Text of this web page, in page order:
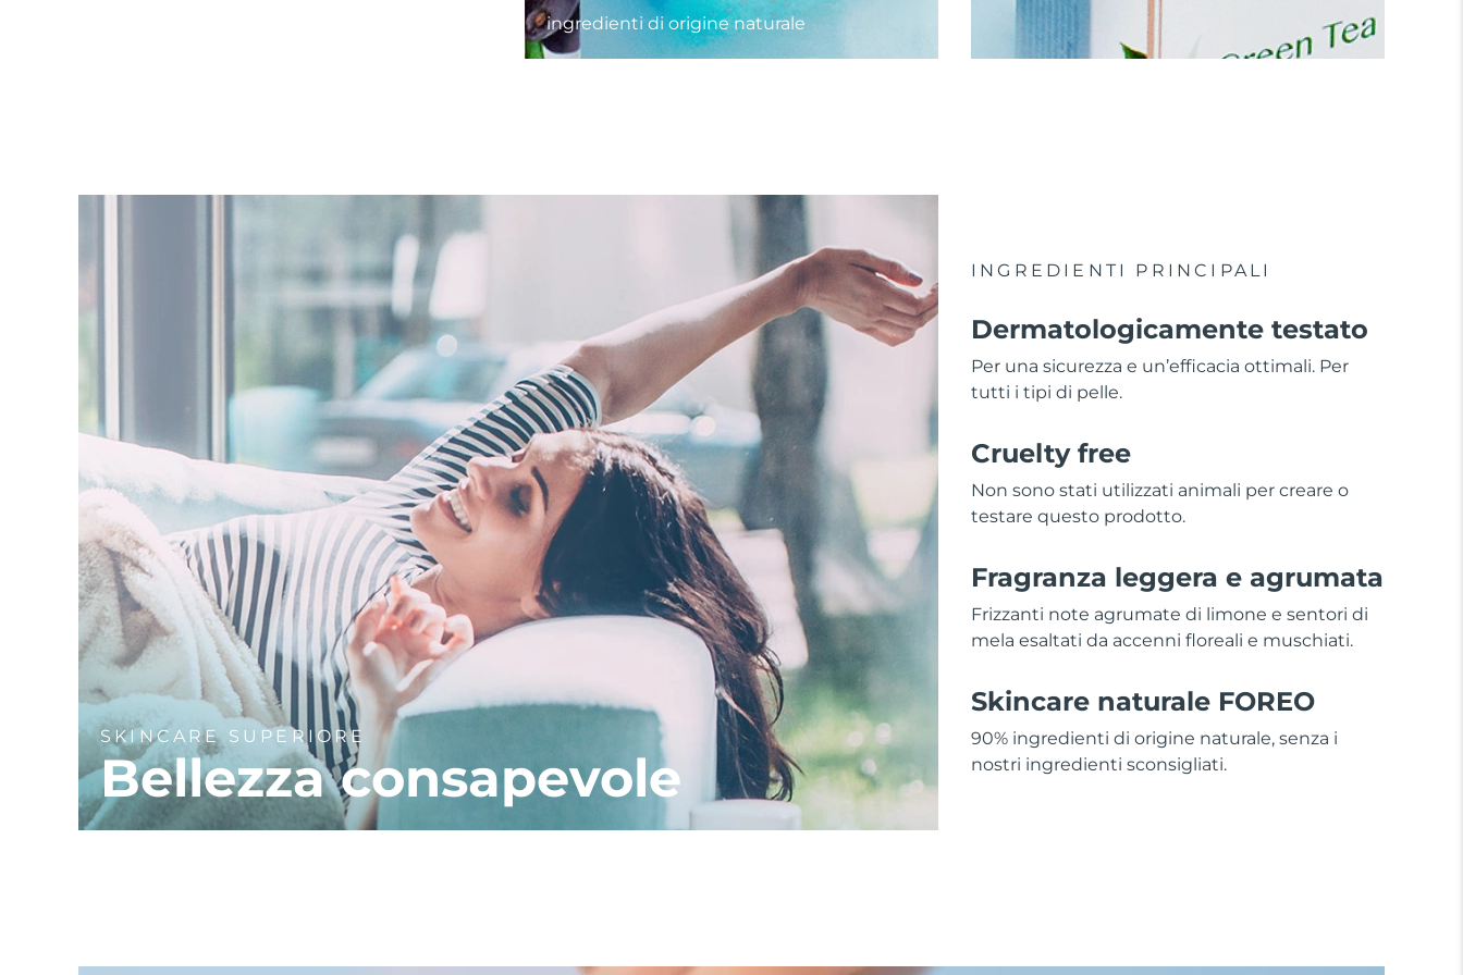
ingredienti di origine naturale
SKINCARE SUPERIORE
Bellezza consapevole
INGREDIENTI PRINCIPALI
Dermatologicamente testato
Per una sicurezza e un’efficacia ottimali. Per
tutti i tipi di pelle.
Cruelty free
Non sono stati utilizzati animali per creare o
testare questo prodotto.
Fragranza leggera e agrumata
Frizzanti note agrumate di limone e sentori di
mela esaltati da accenni floreali e muschiati.
Skincare naturale FOREO
90% ingredienti di origine naturale, senza i
nostri ingredienti sconsigliati.